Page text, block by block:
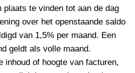
plaats te vinden tot aan de dag
over het openstaande saldo
van 1,5% per maand. Een
geldt als volle maand.
inhoud of hoogte van facturen,